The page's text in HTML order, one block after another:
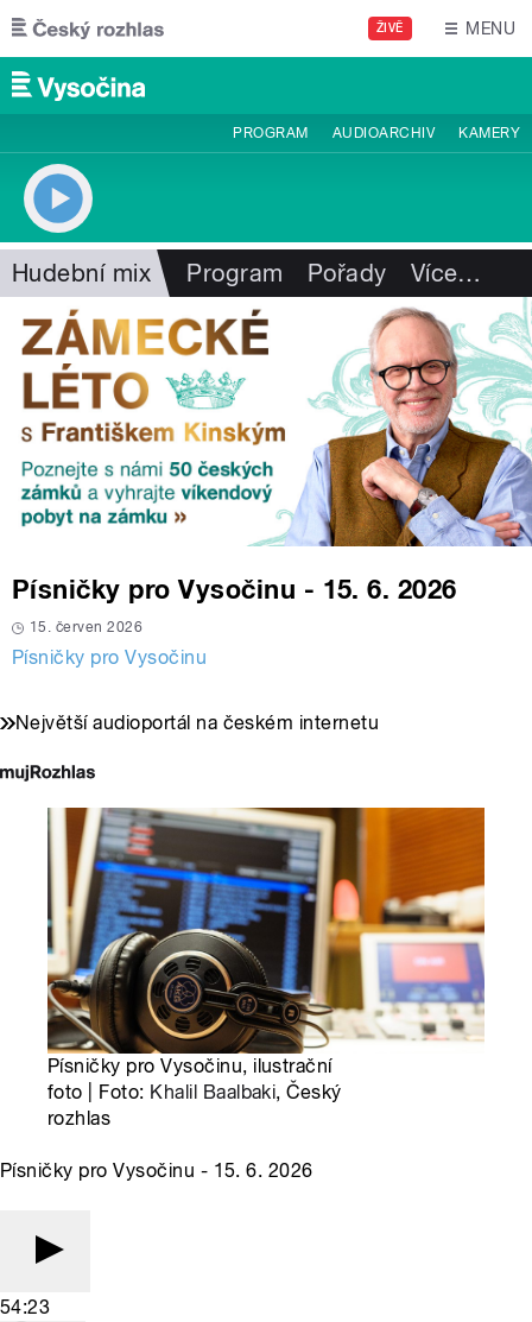
Přejít k hlavnímu obsahu
ŽIVĚ MENU
PROGRAM AUDIOARCHIV KAMERY
Hudební mix Program Pořady Více…
Písničky pro Vysočinu - 15. 6. 2026
15. červen 2026
Písničky pro Vysočinu
Největší audioportál na českém internetu
Písničky pro Vysočinu, ilustrační
foto | Foto: Khalil Baalbaki, Český
rozhlas
Písničky pro Vysočinu - 15. 6. 2026
54:23